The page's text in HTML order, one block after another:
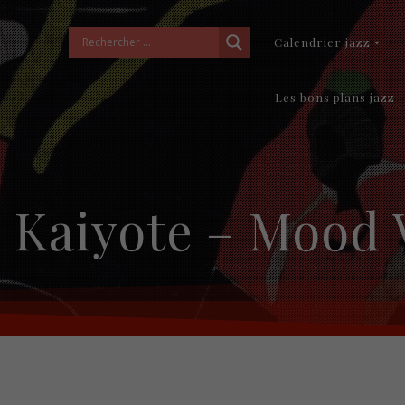
Calendrier jazz
Les bons plans jazz
– Mood